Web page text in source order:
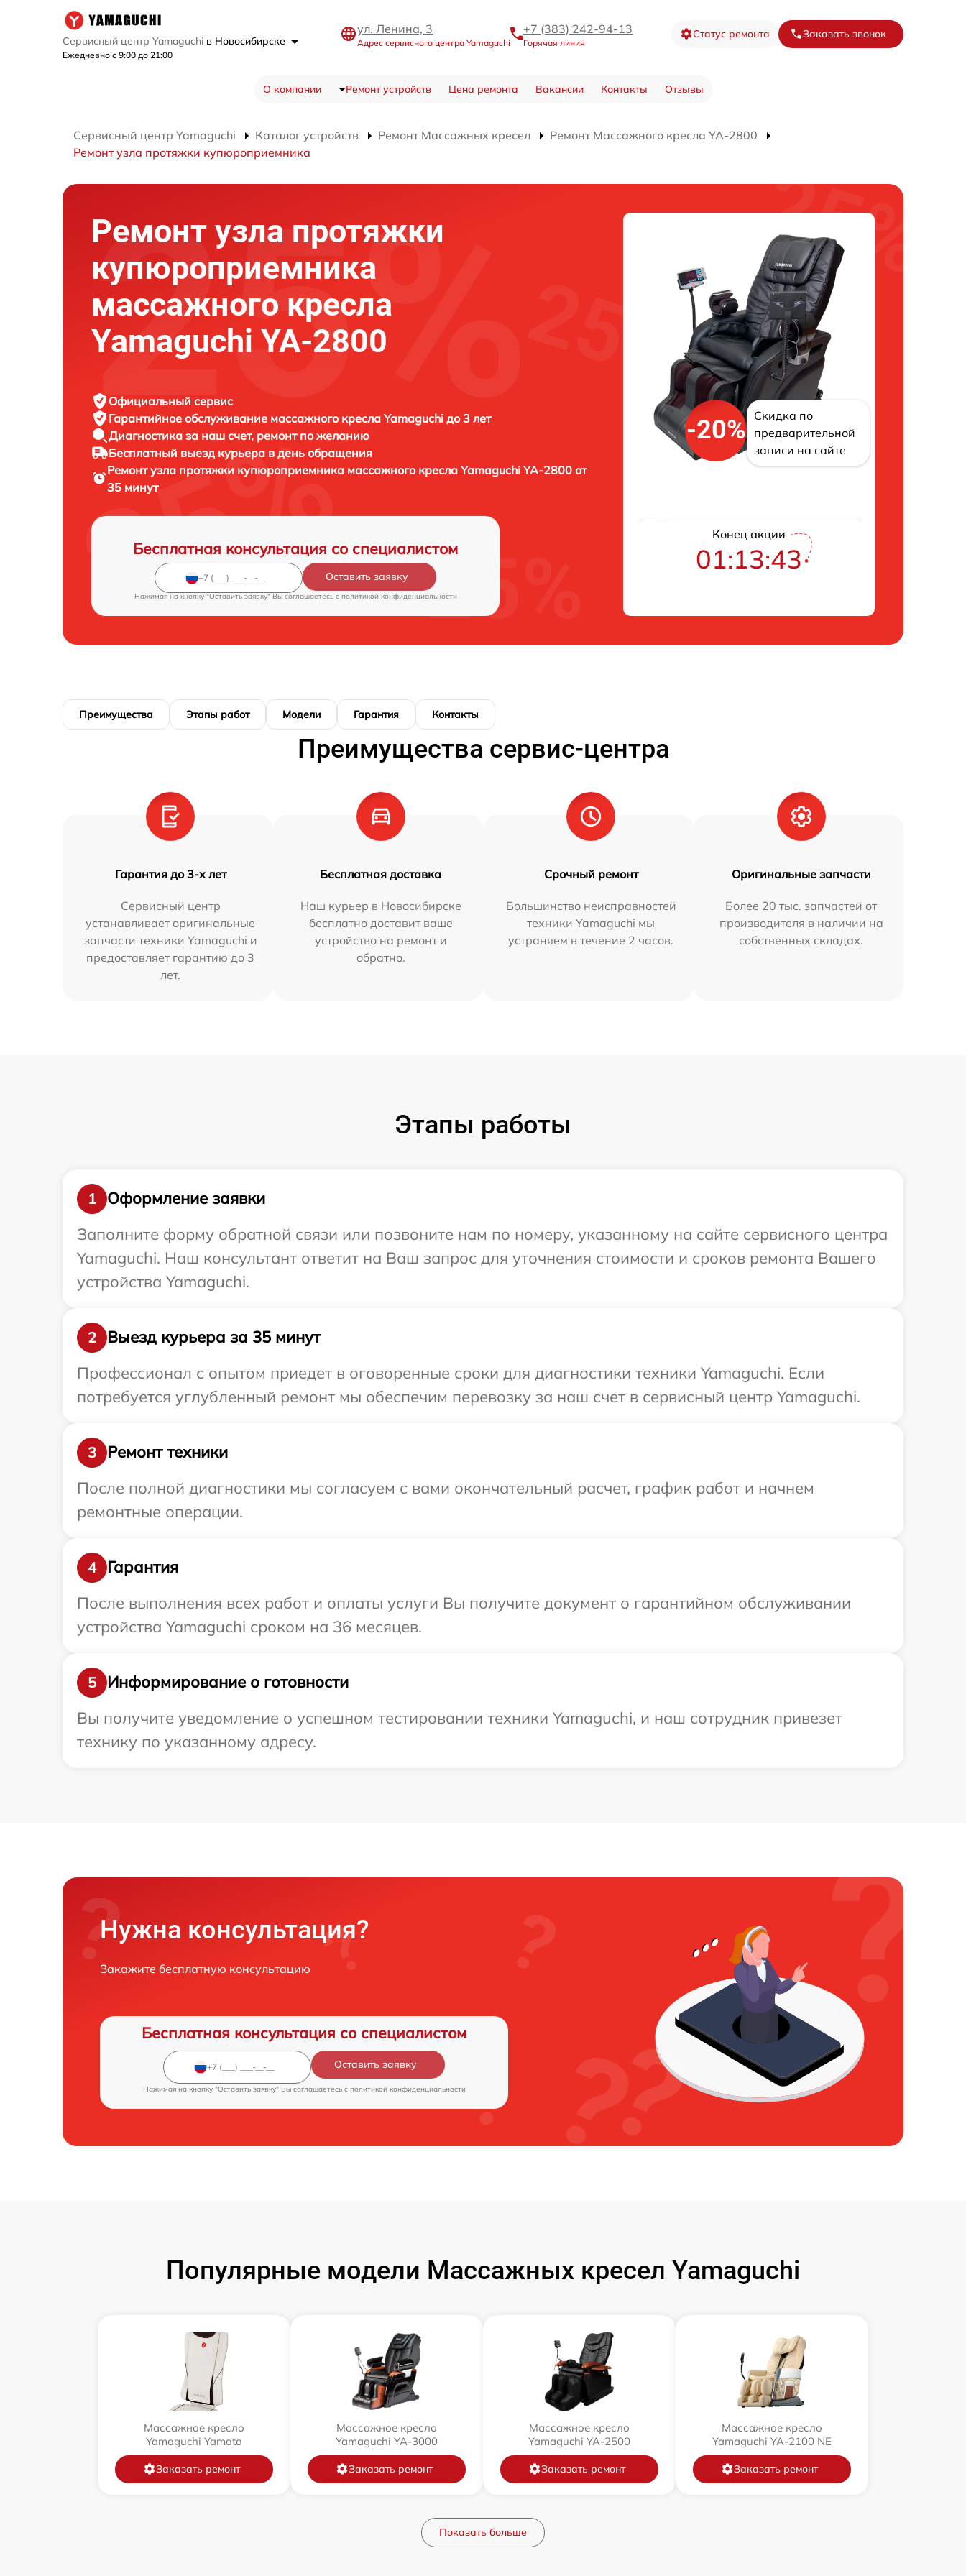
Сервисный центр Yamaguchi в Новосибирске
Ежедневно с 9:00 до 21:00
ул. Ленина, 3
Адрес сервисного центра Yamaguchi
+7 (383) 242-94-13
Горячая линия
Статус ремонта Заказать звонок
О компании Ремонт устройств Цена ремонта Вакансии Контакты Отзывы
Сервисный центр Yamaguchi Каталог устройств Ремонт Массажных кресел
Ремонт Массажного кресла YA-2800
Ремонт узла протяжки купюроприемника
Ремонт узла протяжки
купюроприемника
массажного кресла
Yamaguchi YA-2800
Официальный сервис
Гарантийное обслуживание массажного кресла Yamaguchi до 3 лет
Диагностика за наш счет, ремонт по желанию
Бесплатный выезд курьера в день обращения
Ремонт узла протяжки купюроприемника массажного креслаYamaguchi YA-2800 от
35 минут
Бесплатная консультация со специалистом
Оставить заявку
Нажимая на кнопку "Оставить заявку" Вы соглашаетесь c политикой конфиденциальности
-20%
Скидка по
предварительной
записи на сайте
Конец акции
01:13:43
Преимущества Этапы работ Модели Гарантия Контакты
Преимущества сервис-центра
Гарантия до 3-х лет
Сервисный центр
устанавливает оригинальные
запчасти техники Yamaguchi и
предоставляет гарантию до 3
лет.
Бесплатная доставка
Наш курьер в Новосибирске
бесплатно доставит ваше
устройство на ремонт и
обратно.
Срочный ремонт
Большинство неисправностей
техники Yamaguchi мы
устраняем в течение 2 часов.
Оригинальные запчасти
Более 20 тыс. запчастей от
производителя в наличии на
собственных складах.
Этапы работы
1
Оформление заявки
Заполните форму обратной связи или позвоните нам по номеру, указанному на сайте сервисного центра
Yamaguchi. Наш консультант ответит на Ваш запрос для уточнения стоимости и сроков ремонта Вашего
устройства Yamaguchi.
2
Выезд курьера за 35 минут
Профессионал с опытом приедет в оговоренные сроки для диагностики техники Yamaguchi. Если
потребуется углубленный ремонт мы обеспечим перевозку за наш счет в сервисный центр Yamaguchi.
3
Ремонт техники
После полной диагностики мы согласуем с вами окончательный расчет, график работ и начнем
ремонтные операции.
4
Гарантия
После выполнения всех работ и оплаты услуги Вы получите документ о гарантийном обслуживании
устройства Yamaguchi сроком на 36 месяцев.
5
Информирование о готовности
Вы получите уведомление о успешном тестировании техники Yamaguchi, и наш сотрудник привезет
технику по указанному адресу.
Нужна консультация?
Закажите бесплатную консультацию
Бесплатная консультация со специалистом
Оставить заявку
Нажимая на кнопку "Оставить заявку" Вы соглашаетесь c политикой конфиденциальности
Популярные модели Массажных кресел Yamaguchi
Массажное кресло
Yamaguchi Yamato
Заказать ремонт
Массажное кресло
Yamaguchi YA-3000
Заказать ремонт
Массажное кресло
Yamaguchi YA-2500
Заказать ремонт
Массажное кресло
Yamaguchi YA-2100 NE
Заказать ремонт
Показать больше